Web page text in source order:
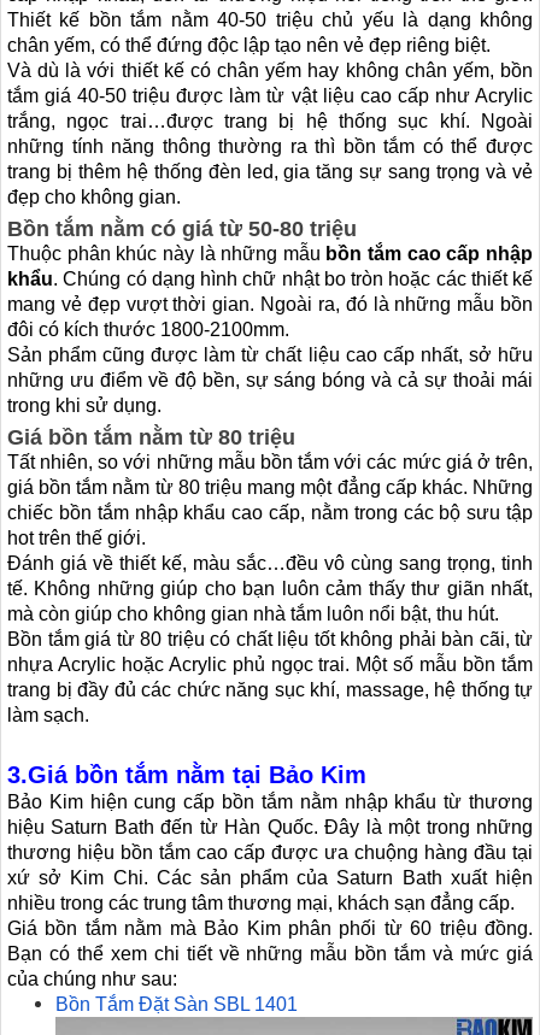
Thiết kế bồn tắm nằm 40-50 triệu chủ yếu là dạng không
chân yếm, có thể đứng độc lập tạo nên vẻ đẹp riêng biệt.
Và dù là với thiết kế có chân yếm hay không chân yếm, bồn
tắm giá 40-50 triệu được làm từ vật liệu cao cấp như Acrylic
trắng, ngọc trai…được trang bị hệ thống sục khí. Ngoài
những tính năng thông thường ra thì bồn tắm có thể được
trang bị thêm hệ thống đèn led, gia tăng sự sang trọng và vẻ
đẹp cho không gian.
Bồn tắm nằm có giá từ 50-80 triệu
Thuộc phân khúc này là những mẫu bồn tắm cao cấp nhập
khẩu. Chúng có dạng hình chữ nhật bo tròn hoặc các thiết kế
mang vẻ đẹp vượt thời gian. Ngoài ra, đó là những mẫu bồn
đôi có kích thước 1800-2100mm.
Sản phẩm cũng được làm từ chất liệu cao cấp nhất, sở hữu
những ưu điểm về độ bền, sự sáng bóng và cả sự thoải mái
trong khi sử dụng.
Giá bồn tắm nằm từ 80 triệu
Tất nhiên, so với những mẫu bồn tắm với các mức giá ở trên,
giá bồn tắm nằm từ 80 triệu mang một đẳng cấp khác. Những
chiếc bồn tắm nhập khẩu cao cấp, nằm trong các bộ sưu tập
hot trên thế giới.
Đánh giá về thiết kế, màu sắc…đều vô cùng sang trọng, tinh
tế. Không những giúp cho bạn luôn cảm thấy thư giãn nhất,
mà còn giúp cho không gian nhà tắm luôn nổi bật, thu hút.
Bồn tắm giá từ 80 triệu có chất liệu tốt không phải bàn cãi, từ
nhựa Acrylic hoặc Acrylic phủ ngọc trai. Một số mẫu bồn tắm
trang bị đầy đủ các chức năng sục khí, massage, hệ thống tự
làm sạch.
3.Giá bồn tắm nằm tại Bảo Kim
Bảo Kim hiện cung cấp bồn tắm nằm nhập khẩu từ thương
hiệu Saturn Bath đến từ Hàn Quốc. Đây là một trong những
thương hiệu bồn tắm cao cấp được ưa chuộng hàng đầu tại
xứ sở Kim Chi. Các sản phẩm của Saturn Bath xuất hiện
nhiều trong các trung tâm thương mại, khách sạn đẳng cấp.
Giá bồn tắm nằm mà Bảo Kim phân phối từ 60 triệu đồng.
Bạn có thể xem chi tiết về những mẫu bồn tắm và mức giá
của chúng như sau:
Bồn Tắm Đặt Sàn SBL 1401